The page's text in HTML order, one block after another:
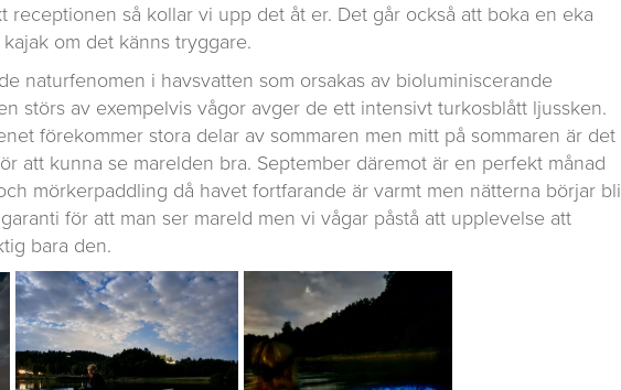
receptionen så kollar vi upp det åt er. Det går också att boka en eka
om det känns tryggare.
naturfenomen i havsvatten som orsakas av bioluminiscerande
störs av exempelvis vågor avger de ett intensivt turkosblått ljussken.
förekommer stora delar av sommaren men mitt på sommaren är det
att kunna se marelden bra. September däremot är en perfekt månad
mörkerpaddling då havet fortfarande är varmt men nätterna börjar bli
för att man ser mareld men vi vågar påstå att upplevelse att
bara den.